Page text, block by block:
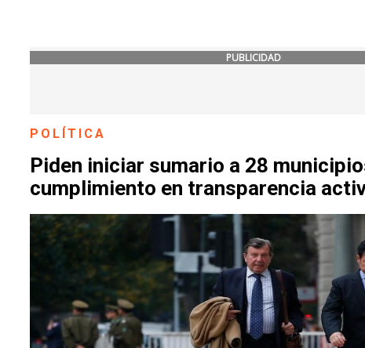
PUBLICIDAD
POLÍTICA
Piden iniciar sumario a 28
cumplimiento en transparencia